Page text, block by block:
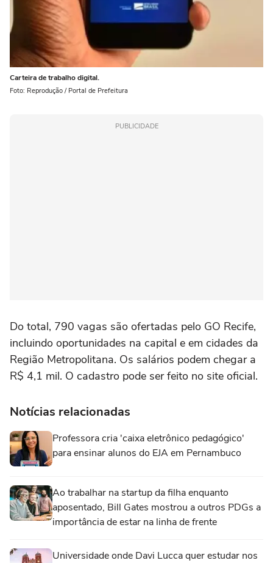
Carteira de trabalho digital.
Foto: Reprodução / Portal de Prefeitura
PUBLICIDADE
Do total, 790 vagas são ofertadas pelo GO Recife,
incluindo oportunidades na capital e em cidades da
Região Metropolitana. Os salários podem chegar a
R$ 4,1 mil. O cadastro pode ser feito no site oficial.
Notícias relacionadas
Professora cria 'caixa eletrônico pedagógico'
para ensinar alunos do EJA em Pernambuco
Ao trabalhar na startup da filha enquanto
aposentado, Bill Gates mostrou a outros PDGs a
importância de estar na linha de frente
Universidade onde Davi Lucca quer estudar nos